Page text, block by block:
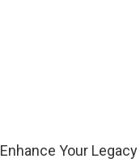
Enhance Your